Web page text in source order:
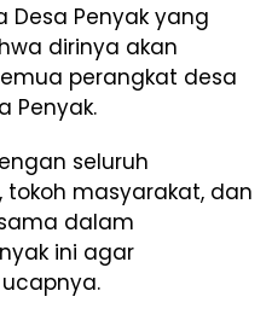
Desa Penyak yang
dirinya akan
perangkat desa
Penyak.
seluruh
tokoh masyarakat, dan
dalam
ini agar